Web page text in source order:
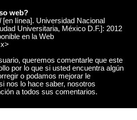
web?
[en línea]. Universidad Nacional
Universitaria, México D.F.]: 2012
en la Web
queremos comentarle que este
por lo que si usted encuentra algún
o podamos mejorar le
nos lo hace saber, nosotros
a todos sus comentarios.